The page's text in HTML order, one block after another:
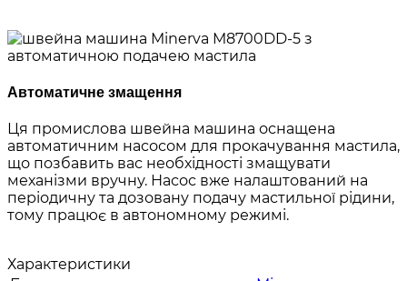
Автоматичне змащення
Ця промислова швейна машина оснащена
автоматичним насосом для прокачування мастила,
що позбавить вас необхідності змащувати
механізми вручну. Насос вже налаштований на
періодичну та дозовану подачу мастильної рідини,
тому працює в автономному режимі.
Характеристики